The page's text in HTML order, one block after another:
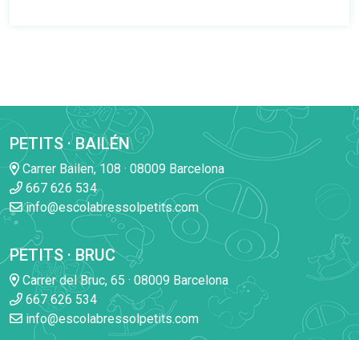
PETITS · BAILÉN
Carrer Bailen, 108 · 08009 Barcelona
667 626 534
info@escolabressolpetits.com
PETITS · BRUC
Carrer del Bruc, 65 · 08009 Barcelona
667 626 534
info@escolabressolpetits.com